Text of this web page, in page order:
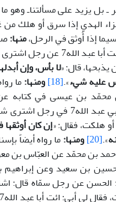
ـ بل يزيد على مسألتناـ وهو
الهدي إذا سرق أو هلك من
إذا أُوثق في الرحل،منها:
عمّار قال: سألت أبا عبد
قال: «لا بأس، وإن
عليه شيء».
[18] ومنها:ما
بن عيسى في كتابه
اشترى شاة (لمتعته،
هلكت، فقال: «إن كان
».
[20] ومنها:ما رواه أيضاً
بن محمّد عن العبّاس بن
بن سعيد وعن إبراهيم
الحسن عن رجل سمّاه قال: